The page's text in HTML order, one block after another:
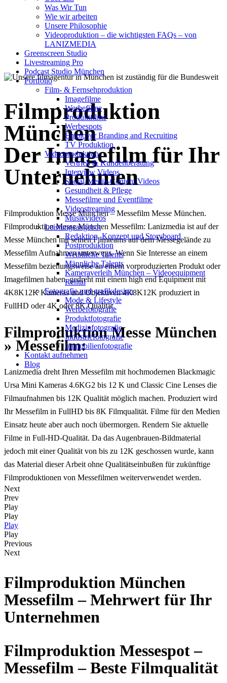
Was Wir Tun
Wie wir arbeiten
Unsere Philosophie
Videoproduktion – die wichtigsten FAQs – von
LANIZMEDIA
Greenscreen Studio
Livestreaming Pro
Podcast Studio München
Portfolio
Film- & Fernsehproduktion
Imagefilme
Werbefilme
Produktfilme
Werbespots
Employer Branding and Recruiting
TV Produktion
Videoproduktion
Vertrieb & Kundenberatung
Interview Videos
Social-Media-Content Videos
Gesundheit & Pflege
Mes­se­filme und Eventfilme
Video­strea­ming
Musikvideos
Leis­tungs­an­ge­bot
Redak­ti­on, Kon­zept und Storyboard
Post­pro­duk­ti­on
Weiblliche Talents
Männliche Talents
Kameraverleih München – Videoequipment
Rental
Fotografie und grafikdesign
Mode & Lifestyle
Werbefotografie
Produktfotografie
Medizinfotografie
Industriefotografie
Immobilienfotografie
Kontakt aufnehmen
Blog
Filmproduktion in
München
Filmp­roduktion
München
Der Imagefilm für Ihr
Unter­nehmen
Filmproduktion Messe München – Messefilm Messe München.
Filmproduktion Messe München Messefilm: Lanizmedia ist auf der
Messe München mit seinen Filmteams auf dem Messegelände zu
Messefilm Aufnahmen unterwegs. Wenn Sie Interesse an einem
Messefilm beziehungsweise an einem vorproduzierten Produkt oder
Imagefilmen haben, gedreht mit einem high end Equipment mit
4K8K12K Kameras und Objektiven 4K8K12K produziert in
FullHD oder 4K oder 8K Qualität.
Filmproduktion Messe München
» Messefilm:
Lanizmedia dreht Ihren Messefilm mit hochmodernen Blackmagic
Ursa Mini Kameras 4.6KG2 bis 12 K und Classic Cine Lenses die
Filmaufnahmen bis 12K Qualität möglich machen. Produziert wird
Ihr Messefilm in FullHD bis 8K Filmqualität. Filme für den Medien
Einsatz heute aber auch noch übermorgen. Rendern Sie aktuelle
Filme in Full-HD-Qualität. Da das Augenbrauen-Bildmaterial
jedoch mit einer Qualität von bis zu 12K geschossen wurde, kann
das Material dieser Arbeit ohne Qualitätseinbußen für zukünftige
Filmproduktionen von Messefilmen weiterverwendet werden.
Next
Prev
Play
Play
Play
Play
Previous
Next
Filmproduktion München
Messefilm – Mehrwert für Ihr
Unternehmen
Filmproduktion Messespot –
Messefilm – Beste Filmqualität